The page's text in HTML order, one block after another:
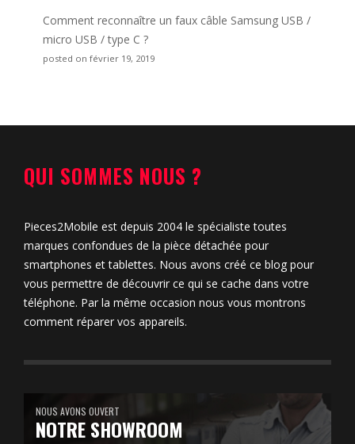
Comment reconnaître un faux câble Samsung USB /
micro USB / type C ?
posted on février 19, 2019
QUI SOMMES NOUS ?
Pieces2Mobile est depuis 2004 le spécialiste toutes
marques confondues de la pièce détachée pour
smartphones et tablettes. Nous avons créé ce blog pour
vous permettre de découvrir ce qui se cache dans votre
téléphone. Par la même occasion nous vous montrons
comment réparer vos appareils.
NOUS AVONS OUVERT
NOTRE SHOWROOM